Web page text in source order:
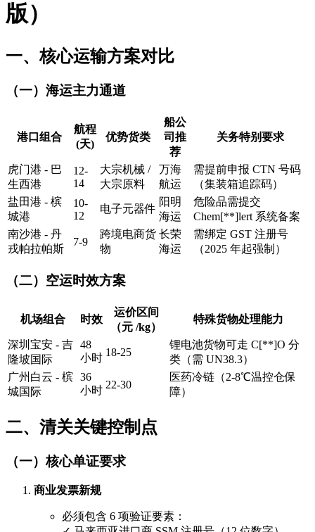
版）
一、核心运输方案对比
（一）海运主力通道
港口组合
航程
(天)
优势货类
船公
司推
荐
关务特别要求
虎门港 - 巴
生西港
12-
14
大宗机械 /
大宗原料
万海
航运
需提前申报 CTN 号码
（集装箱追踪码）
盐田港 - 槟
城港
10-
12
电子元器件
阳明
海运
危险品需提交
Chem[**]lert 系统备案
南沙港 - 丹
戎帕拉帕斯
7-9
跨境电商货
物
长荣
海运
需绑定 GST 注册号
（2025 年起强制）
（二）空运时效方案
机场组合 时效
运价区间
（元 /kg）
特殊货物处理能力
深圳宝安 - 吉
隆坡国际
48
小时 18-25
锂电池货物可走 C[**]O 分
类（需 UN38.3）
广州白云 - 槟
城国际
36
小时 22-30
医药冷链（2-8℃温控仓保
障）
二、清关关键控制点
（一）核心单证要求
商业发票新规
必须包含 6 项验证要素：